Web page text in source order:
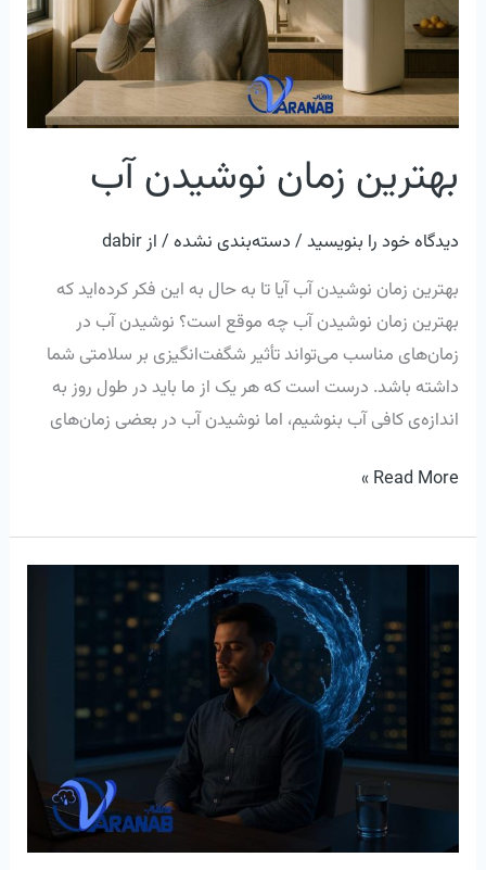
بهترین زمان نوشیدن آب
دیدگاه‌ خود را بنویسید/دسته‌بندی نشده/ از dabir
بهترین زمان نوشیدن آب آیا تا به حال به این فکر کرده‌اید که
بهترین زمان نوشیدن آب چه موقع است؟ نوشیدن آب در
زمان‌های مناسب می‌تواند تأثیر شگفت‌انگیزی بر سلامتی شما
داشته باشد. درست است که هر یک از ما باید در طول روز به
اندازه‌ی کافی آب بنوشیم، اما نوشیدن آب در بعضی زمان‌های
Read More »
آرامش
ذهنی:
چطور
هیدراته
می‌تواند